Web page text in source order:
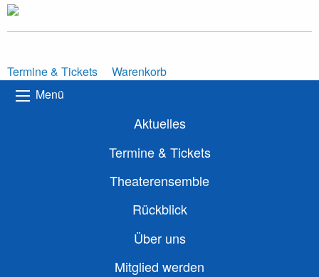
Termine & Tickets
Warenkorb
Menü
Aktuelles
Termine & Tickets
Theaterensemble
Rückblick
Über uns
Mitglied werden